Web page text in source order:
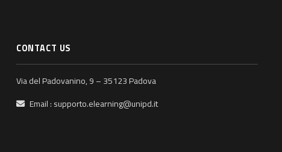
CONTACT US
Via del Padovanino, 9 – 35123 Padova
Email : supporto.elearning@unipd.it